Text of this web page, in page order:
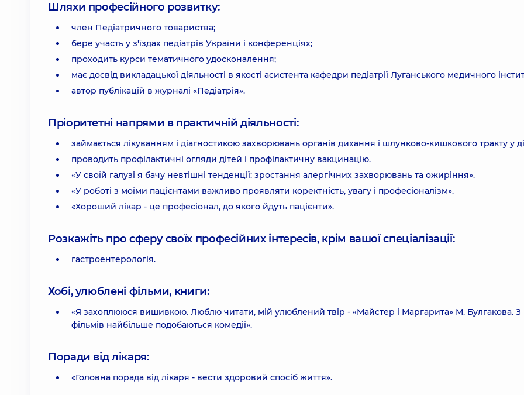
Шляхи професійного розвитку:
член Педіатричного товариства;
бере участь у з'їздах педіатрів України і конференціях;
проходить курси тематичного удосконалення;
має досвід викладацької діяльності в якості асистента кафедри педіатрії Луганського медичного
автор публікацій в журналі «Педіатрія».
Пріоритетні напрями в практичній діяльності:
займається лікуванням і діагностикою захворювань органів дихання і шлунково-кишкового тракту у
проводить профілактичні огляди дітей і профілактичну вакцинацію.
«У своїй галузі я бачу невтішні тенденції: зростання алергічних захворювань та ожиріння».
«У роботі з моїми пацієнтами важливо проявляти коректність, увагу і професіоналізм».
«Хороший лікар - це професіонал, до якого йдуть пацієнти».
Розкажіть про сферу своїх професійних інтересів, крім вашої спеціалізації:
гастроентерологія.
Хобі, улюблені фільми, книги:
«Я захоплююся вишивкою. Люблю читати, мій улюблений твір - «Майстер і Маргарита» М. Булгакова. З
фільмів найбільше подобаються комедії».
Поради від лікаря:
«Головна порада від лікаря - вести здоровий спосіб життя».